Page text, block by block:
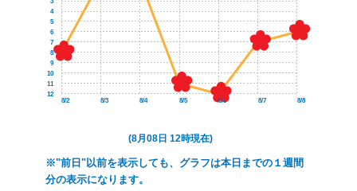
8/2 8/3 8/4 8/5 8/6 8/7 8/8
12
11
10
9
8
7
6
5
4
(8月08日 12時現在)
※"前日"以前を表示しても、グラフは本日までの１週間
分の表示になります。